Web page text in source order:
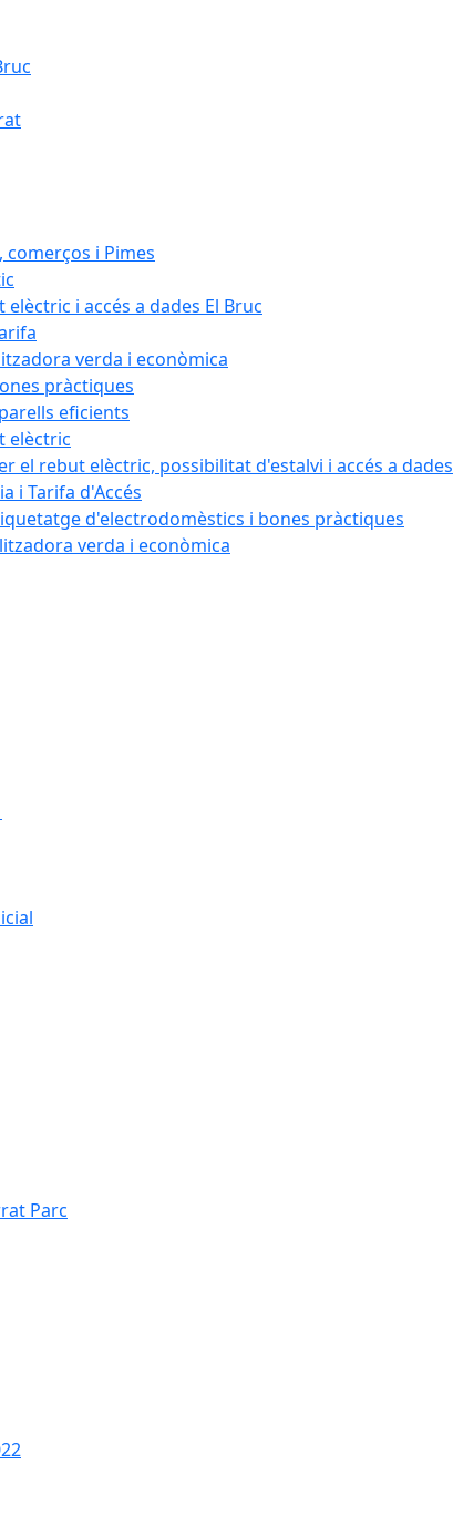
i Pimes
elèctric i accés a dades El Bruc
verda i econòmica
pràctiques
eficients
elèctric
el rebut elèctric, possibilitat d'estalvi i accés a dades
i Tarifa d'Accés
d'electrodomèstics i bones pràctiques
verda i econòmica
Parc